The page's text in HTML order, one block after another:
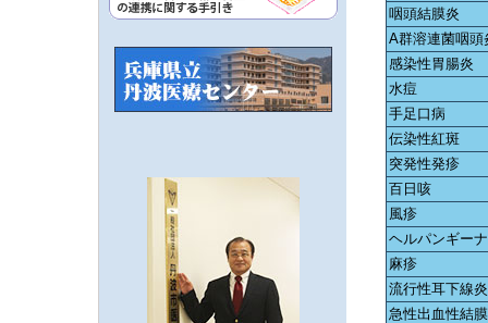
咽頭結膜炎
A群溶連菌咽頭
感染性胃腸炎
水痘
手足口病
伝染性紅斑
突発性発疹
百日咳
風疹
ヘルパンギーナ
麻疹
流行性耳下線炎
急性出血性結